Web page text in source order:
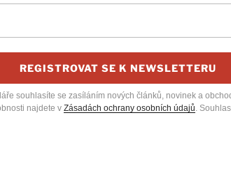
REGISTROVAT SE K NEWSLETTERU
souhlasíte se zasíláním nových článků, novinek a
najdete v Zásadách ochrany osobních údajů .